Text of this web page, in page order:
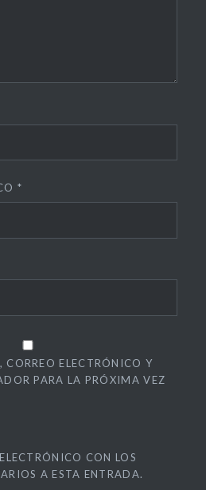
*
ELECTRÓNICO Y
PARA LA PRÓXIMA VEZ
CON LOS
A ESTA ENTRADA.